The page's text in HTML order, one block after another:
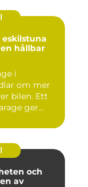
eskilstuna
hållbar
i
om mer
bilen. Ett
ger
och
av